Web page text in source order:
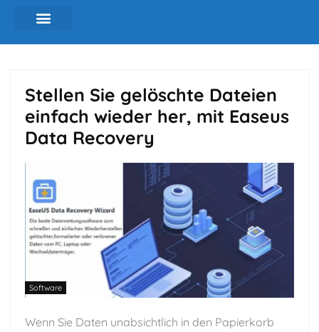
Stellen Sie gelöschte Dateien
einfach wieder her, mit Easeus
Data Recovery
Software
Wenn Sie Daten unabsichtlich in den Papierkorb